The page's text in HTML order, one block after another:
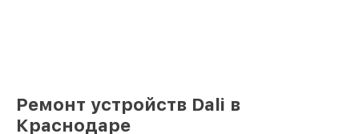
Ремонт устройств Dali в
Краснодаре